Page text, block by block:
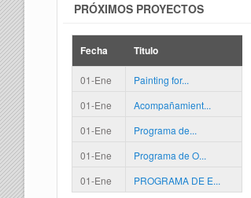
PRÓXIMOS PROYECTOS
Fecha Titulo
01-Ene
Painting for...
01-Ene
Acompañamient...
01-Ene
Programa de...
01-Ene
Programa de O...
01-Ene
PROGRAMA DE E...